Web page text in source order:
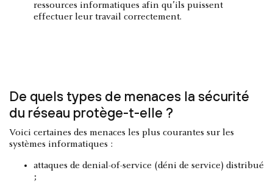
ressources informatiques afin qu’ils puissent
effectuer leur travail correctement.
De quels types de menaces la sécurité
du réseau protège-t-elle ?
Voici certaines des menaces les plus courantes sur les
systèmes informatiques :
attaques de denial-of-service (déni de service) distribué
;